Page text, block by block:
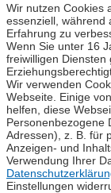
Wir nutzen Cookies
essenziell, während
Erfahrung zu
Wenn Sie unter 16
freiwilligen
Wir verwenden
Webseite. Einige
helfen, diese
Personenbezogene
Adressen), z. B. für
Anzeigen- und
Verwendung Ihrer
Einstellungen